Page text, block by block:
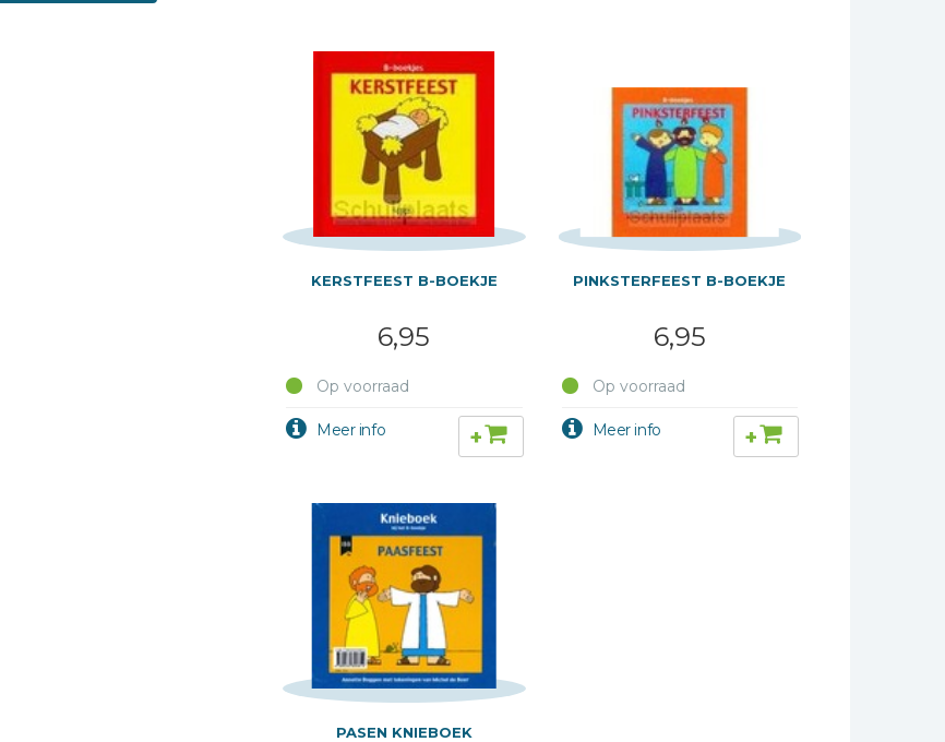
KERSTFEEST B-BOEKJE
6,95
Op voorraad
+
PINKSTERFEEST B-BOEKJE
6,95
Op voorraad
+
PASEN KNIEBOEK